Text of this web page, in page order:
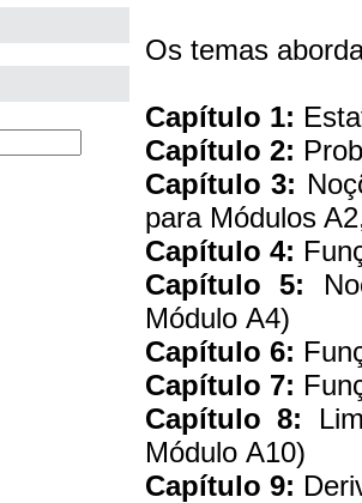
Os temas
Capítulo 1:
Capítulo 2:
Capítulo 3:
para Módulos
Capítulo 4:
Capítulo 5:
Módulo A4)
Capítulo 6:
Capítulo 7:
Capítulo 8:
Módulo A10)
Capítulo 9: